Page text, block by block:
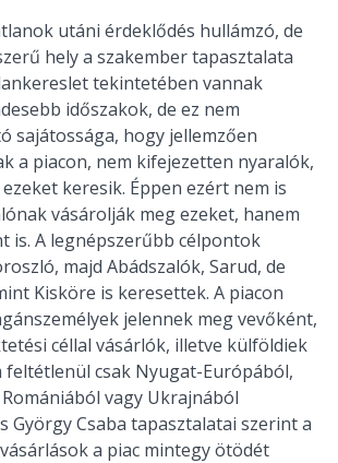
utáni érdeklődés hullámzó, de
hely a szakember tapasztalata
tekintetében vannak
időszakok, de ez nem
sajátossága, hogy jellemzően
a piacon, nem kifejezetten nyaralók,
keresik. Éppen ezért nem is
vásárolják meg ezeket, hanem
is. A legnépszerűbb célpontok
majd Abádszalók, Sarud, de
Kisköre is keresettek. A piacon
jelennek meg vevőként,
céllal vásárlók, illetve külföldiek
feltétlenül csak Nyugat-Európából,
vagy Ukrajnából
György Csaba tapasztalatai szerint a
a piac mintegy ötödét